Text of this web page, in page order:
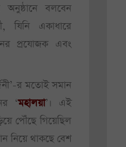
বলবেন
যিনি একাধারে
প্রযোজক এবং
র মতোই সমান
‘মহালয়া’। এই
পৌঁছে গিয়েছিল
নিয়ে থাকছে বেশ